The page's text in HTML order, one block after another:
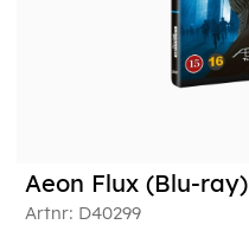
Aeon Flux (Blu-ray)
Artnr: D40299